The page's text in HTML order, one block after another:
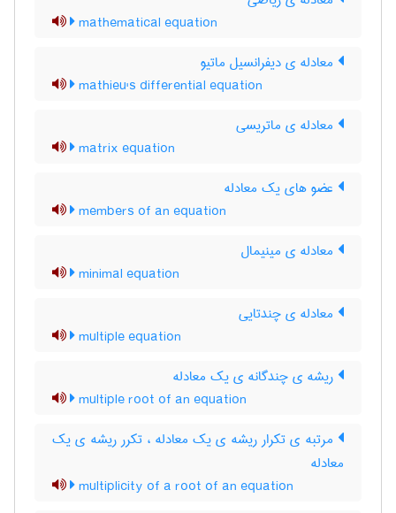
mathematical equation
معادله ی دیفرانسیل ماتیو
mathieu's differential equation
معادله ی ماتریسی
matrix equation
عضو های یک معادله
members of an equation
معادله ی مینیمال
minimal equation
معادله ی چندتایی
multiple equation
ریشه ی چندگانه ی یک معادله
multiple root of an equation
مرتبه ی تکرار ریشه ی یک معادله ، تکرر ریشه ی یک
معادله
multiplicity of a root of an equation